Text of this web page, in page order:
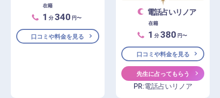
在籍
1 分 340 円〜
口コミや料金を見る
電話占いリノア
在籍
1 分 380 円〜
口コミや料金を見る
先生に占ってもらう
PR:電話占いリノア